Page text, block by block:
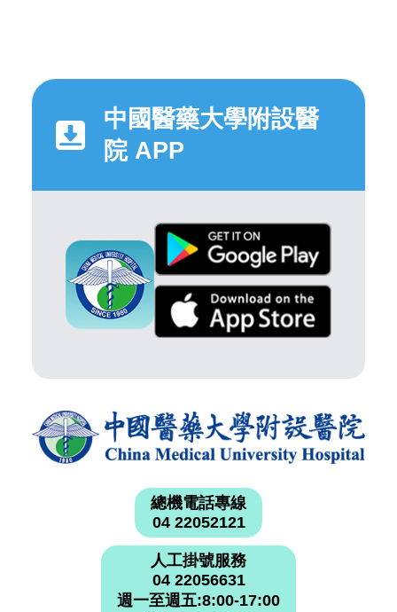
中國醫藥大學附設醫
院 APP
總機電話專線
04 22052121
人工掛號服務
04 22056631
週一至週五:8:00-17:00